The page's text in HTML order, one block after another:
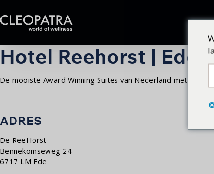
Hotel Reehorst | Ede
De mooiste Award Winning Suites van Nederland met XXL
ADRES
De ReeHorst
Bennekomseweg 24
6717 LM Ede